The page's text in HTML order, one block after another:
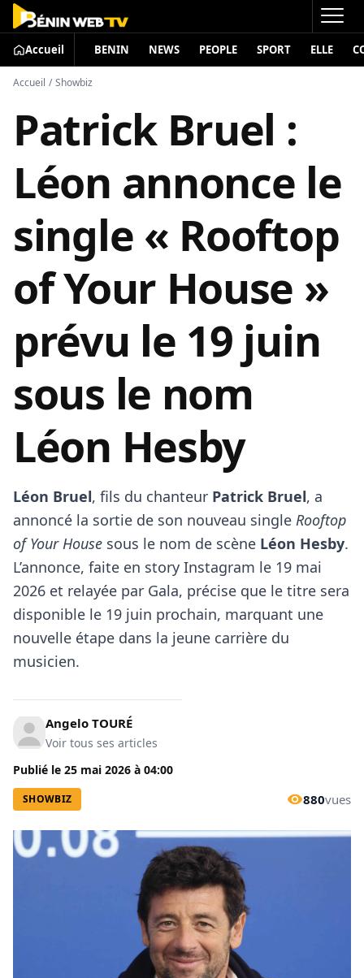
Accueil BENIN NEWS PEOPLE SPORT ELLE
Accueil / Showbiz
Patrick Bruel :
Léon annonce le
single « Rooftop
of Your House »
prévu le 19 juin
sous le nom
Léon Hesby
Léon Bruel, fils du chanteur Patrick Bruel, a
annoncé la sortie de son nouveau single Rooftop
of Your House sous le nom de scène Léon Hesby.
L’annonce, faite en story Instagram le 19 mai
2026 et relayée par Gala, précise que le titre sera
disponible le 19 juin prochain, marquant une
nouvelle étape dans la jeune carrière du
musicien.
Angelo TOURÉ
Voir tous ses articles
Publié le 25 mai 2026 à 04:00
SHOWBIZ 880vues